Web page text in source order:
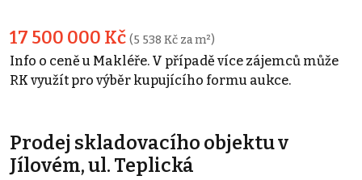
17 500 000 Kč (5 538 Kč za m²)
Info o ceně u Makléře. V případě více zájemců může
RK využít pro výběr kupujícího formu aukce.
Prodej skladovacího objektu v
Jílovém, ul. Teplická